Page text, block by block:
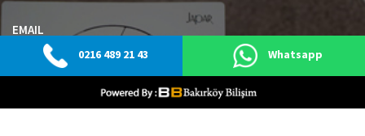
EMAIL
info@japaryetkiliservisi.net
0216 489 21 43
0216 489 21 43 Whatsapp